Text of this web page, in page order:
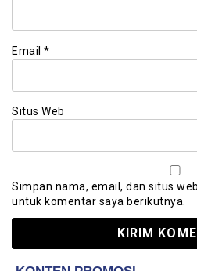
Email *
Situs Web
Simpan nama, email, dan situs
untuk komentar saya berikutnya.